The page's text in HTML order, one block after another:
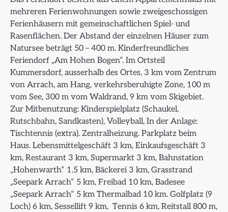
mehreren Ferienwohnungen sowie zweigeschossigen
Ferienhäusern mit gemeinschaftlichen Spiel- und
Rasenflächen. Der Abstand der einzelnen Häuser zum
Natursee beträgt 50 – 400 m. Kinderfreundliches
Feriendorf „Am Hohen Bogen“. Im Ortsteil
Kummersdorf, ausserhalb des Ortes, 3 km vom Zentrum
von Arrach, am Hang, verkehrsberuhigte Zone, 100 m
vom See, 300 m vom Waldrand, 9 km vom Skigebiet.
Zur Mitbenutzung: Kinderspielplatz (Schaukel,
Rutschbahn, Sandkasten), Volleyball, In der Anlage:
Tischtennis (extra). Zentralheizung. Parkplatz beim
Haus. Lebensmittelgeschäft 3 km, Einkaufsgeschäft 3
km, Restaurant 3 km, Supermarkt 3 km, Bahnstation
„Hohenwarth“ 1.5 km, Bäckerei 3 km, Grasstrand
„Seepark Arrach“ 5 km, Freibad 10 km, Badesee
„Seepark Arrach“ 5 km Thermalbad 10 km. Golfplatz (9
Loch) 6 km, Sessellift 9 km, Tennis 6 km, Reitstall 800 m,